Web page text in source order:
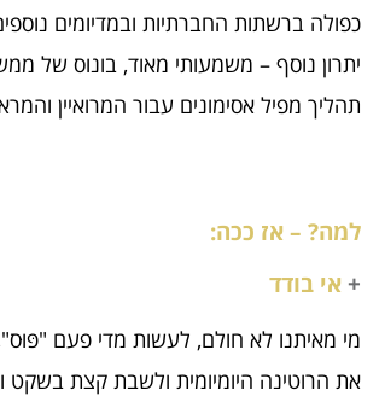
כפולה ברשתות החברתיות ובמדיומים
יתרון נוסף – משמעותי מאוד, בונוס של
תהליך מפיל אסימונים עבור המרואיין
למה? – אז ככה:
+אי בודד
מי מאיתנו לא חולם, לעשות מדי פעם
את הרוטינה היומיומית ולשבת קצת בשקט